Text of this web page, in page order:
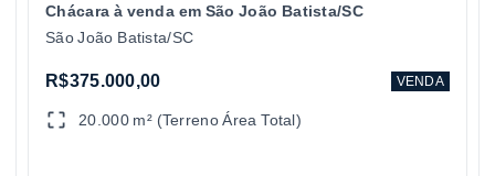
Chácara à venda em São João Batista/SC
São João Batista/SC
R$375.000,00 VENDA
20.000 m² (Terreno Área Total)